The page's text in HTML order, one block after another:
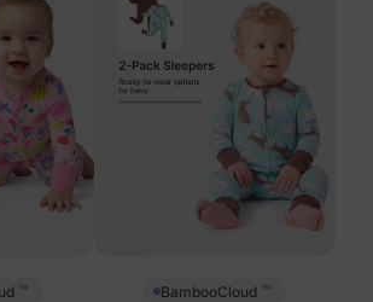
™ BambooCloud ™